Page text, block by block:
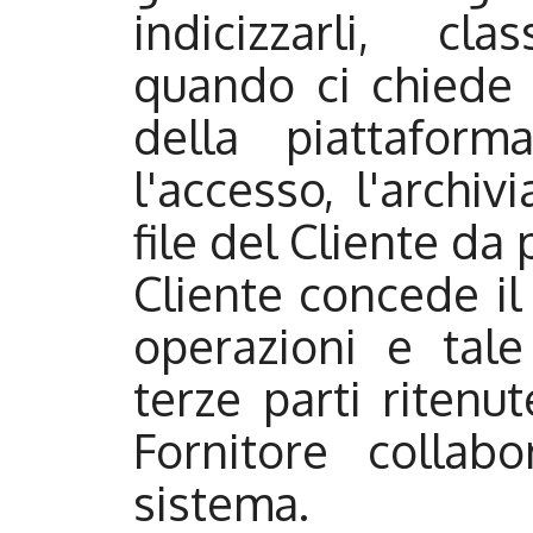
indicizzarli,
quando ci
della
l'accesso,
file del Cliente da
Cliente concede
operazioni e
terze parti
Fornitore
sistema.